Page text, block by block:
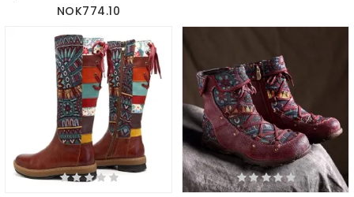
NOK774.10